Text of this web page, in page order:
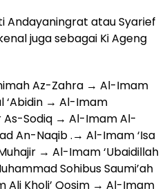
Andayaningrat atau Syarief
juga sebagai Ki Ageng
Az-Zahra → Al-Imam
‘Abidin → Al-Imam
As-Sodiq → Al-Imam Al-
An-Naqib .→ Al-Imam ‘Isa
→ Al-Imam ‘Ubaidillah
Sohibus Saumi’ah
Kholi’ Qosim → Al-Imam